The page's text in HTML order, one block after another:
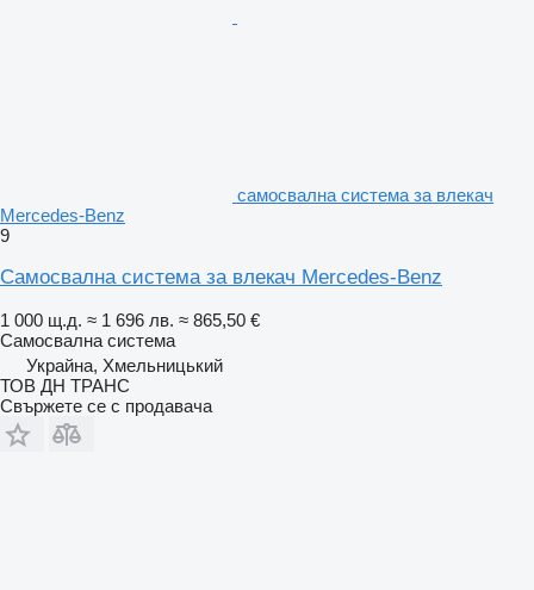
самосвална система за влекач
Mercedes-Benz
9
Самосвална система за влекач Mercedes-Benz
1 000 щ.д. ≈ 1 696 лв. ≈ 865,50 €
Самосвална система
Украйна, Хмельницький
ТОВ ДН ТРАНС
Свържете се с продавача